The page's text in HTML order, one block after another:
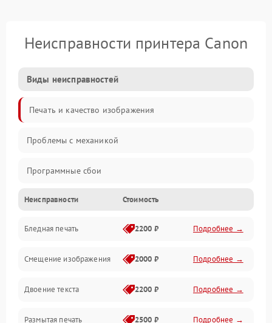
Неисправности принтера Canon
Виды неисправностей
Печать и качество изображения
Проблемы с механикой
Программные сбои
Программные ошибки
Картриджи и расходники
Механика и узлы
Подключение и интерфейсы
Неисправности Стоимость
Бледная печать 2200 ₽ Подробнее →
Смещение изображения 2000 ₽ Подробнее →
Двоение текста 2200 ₽ Подробнее →
Размытая печать 2500 ₽ Подробнее →